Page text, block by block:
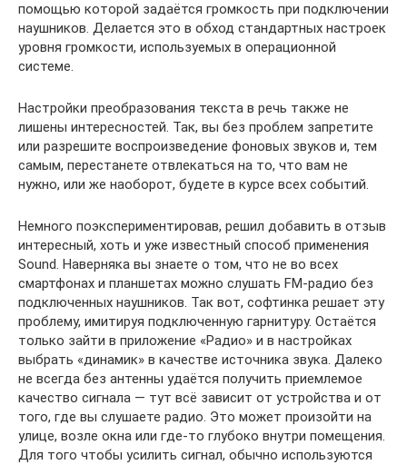
помощью которой задаётся громкость при подключении
наушников. Делается это в обход стандартных настроек
уровня громкости, используемых в операционной
системе.
Настройки преобразования текста в речь также не
лишены интересностей. Так, вы без проблем запретите
или разрешите воспроизведение фоновых звуков и, тем
самым, перестанете отвлекаться на то, что вам не
нужно, или же наоборот, будете в курсе всех событий.
Немного поэкспериментировав, решил добавить в отзыв
интересный, хоть и уже известный способ применения
Sound. Наверняка вы знаете о том, что не во всех
смартфонах и планшетах можно слушать FM-радио без
подключенных наушников. Так вот, софтинка решает эту
проблему, имитируя подключенную гарнитуру. Остаётся
только зайти в приложение «Радио» и в настройках
выбрать «динамик» в качестве источника звука. Далеко
не всегда без антенны удаётся получить приемлемое
качество сигнала — тут всё зависит от устройства и от
того, где вы слушаете радио. Это может произойти на
улице, возле окна или где-то глубоко внутри помещения.
Для того чтобы усилить сигнал, обычно используются